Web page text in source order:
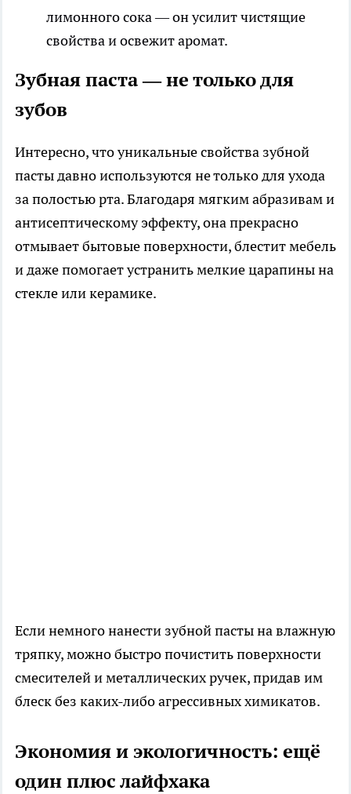
лимонного сока — он усилит чистящие
свойства и освежит аромат.
Зубная паста — не только для
зубов
Интересно, что уникальные свойства зубной
пасты давно используются не только для ухода
за полостью рта. Благодаря мягким абразивам и
антисептическому эффекту, она прекрасно
отмывает бытовые поверхности, блестит мебель
и даже помогает устранить мелкие царапины на
стекле или керамике.
Если немного нанести зубной пасты на влажную
тряпку, можно быстро почистить поверхности
смесителей и металлических ручек, придав им
блеск без каких-либо агрессивных химикатов.
Экономия и экологичность: ещё
один плюс лайфхака